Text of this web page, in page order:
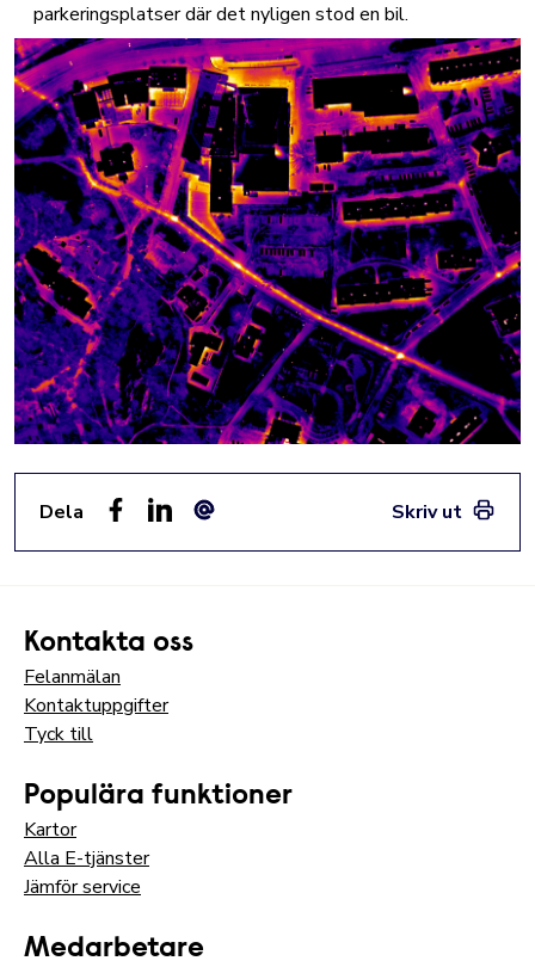
parkeringsplatser där det nyligen stod en bil.
Dela
Skriv ut
Kontakta oss
Felanmälan
Kontaktuppgifter
Tyck till
Populära funktioner
Kartor
Alla E-tjänster
Jämför service
Medarbetare